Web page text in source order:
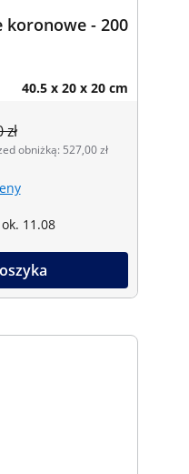
koronowe - 200
40.5 x 20 x 20 cm
obniżką: 527,00 zł
ok. 11.08